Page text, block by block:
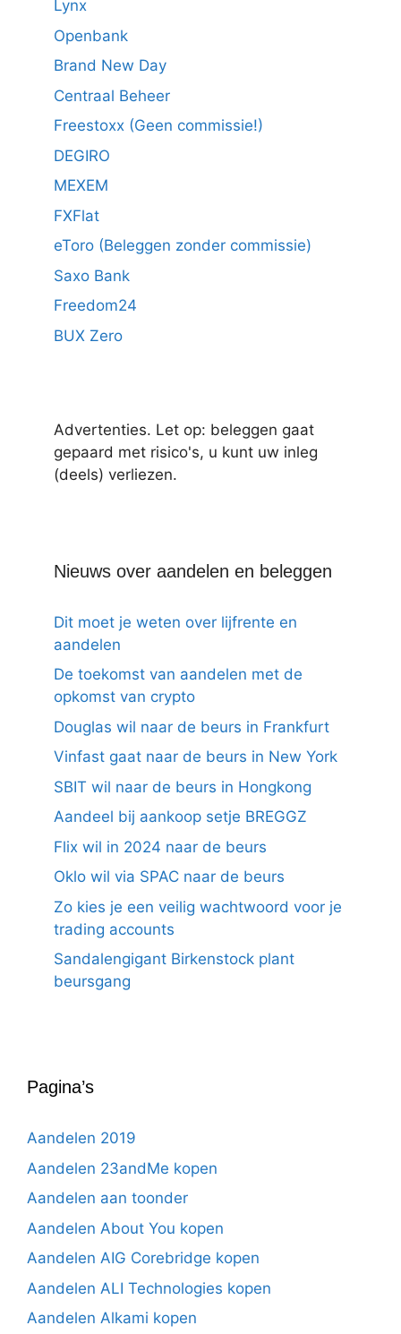
Lynx
Openbank
Brand New Day
Centraal Beheer
Freestoxx (Geen commissie!)
DEGIRO
MEXEM
FXFlat
eToro (Beleggen zonder commissie)
Saxo Bank
Freedom24
BUX Zero
Advertenties. Let op: beleggen gaat
gepaard met risico's, u kunt uw inleg
(deels) verliezen.
Nieuws over aandelen en beleggen
Dit moet je weten over lijfrente en
aandelen
De toekomst van aandelen met de
opkomst van crypto
Douglas wil naar de beurs in Frankfurt
Vinfast gaat naar de beurs in New York
SBIT wil naar de beurs in Hongkong
Aandeel bij aankoop setje BREGGZ
Flix wil in 2024 naar de beurs
Oklo wil via SPAC naar de beurs
Zo kies je een veilig wachtwoord voor je
trading accounts
Sandalengigant Birkenstock plant
beursgang
Pagina’s
Aandelen 2019
Aandelen 23andMe kopen
Aandelen aan toonder
Aandelen About You kopen
Aandelen AIG Corebridge kopen
Aandelen ALI Technologies kopen
Aandelen Alkami kopen